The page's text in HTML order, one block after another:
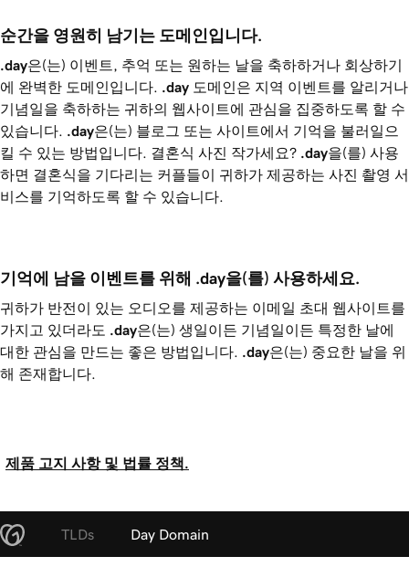
순간을 영원히 남기는 도메인입니다.
.day은(는) 이벤트, 추억 또는 원하는 날을 축하하거나 회상하기
에 완벽한 도메인입니다.
.day 도메인은 지역 이벤트를 알리거나
기념일을 축하하는 귀하의 웹사이트에 관심을 집중하도록 할 수
있습니다.
.day은(는) 블로그 또는 사이트에서 기억을 불러일으
킬 수 있는 방법입니다. 결혼식 사진 작가세요? .day을(를) 사용
하면 결혼식을 기다리는 커플들이 귀하가 제공하는 사진 촬영 서
비스를 기억하도록 할 수 있습니다.
기억에 남을 이벤트를 위해 .day을(를) 사용하세요.
귀하가 반전이 있는 오디오를 제공하는 이메일 초대 웹사이트를
가지고 있더라도 .day은(는) 생일이든 기념일이든 특정한 날에
대한 관심을 만드는 좋은 방법입니다.
.day은(는) 중요한 날을 위
해 존재합니다.
제품 고지 사항 및 법률 정책.
TLDs Day Domain